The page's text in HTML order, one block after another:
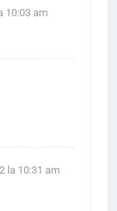
10:03 am
la 10:31 am